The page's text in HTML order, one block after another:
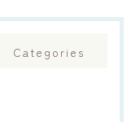
Categories